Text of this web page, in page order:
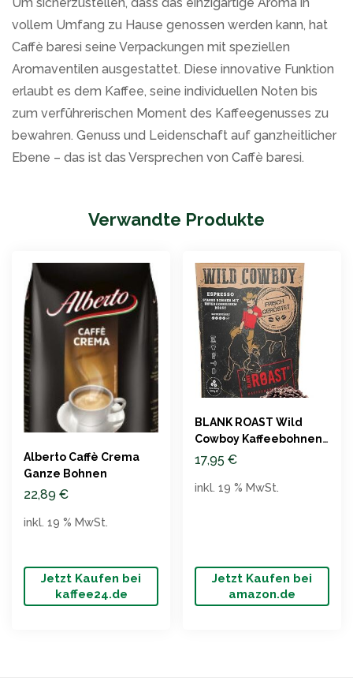
vollem Umfang zu Hause genossen werden kann, hat
Caffè baresi seine Verpackungen mit speziellen
Aromaventilen ausgestattet. Diese innovative Funktion
erlaubt es dem Kaffee, seine individuellen Noten bis
zum verführerischen Moment des Kaffeegenusses zu
bewahren. Genuss und Leidenschaft auf ganzheitlicher
Ebene – das ist das Versprechen von Caffè baresi.
Verwandte Produkte
Alberto Caffè Crema
Ganze Bohnen
22,89 €
Jetzt Kaufen bei
kaffee24.de
inkl. 19 % MwSt.
BLANK ROAST Wild
Cowboy Kaffeebohnen,
Espresso, 500g
17,95 €
Jetzt Kaufen bei
amazon.de
inkl. 19 % MwSt.